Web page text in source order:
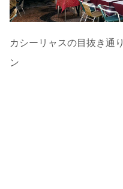
カシーリャスの目抜き通
ン